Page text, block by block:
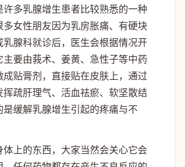
多乳腺增生患者比较熟悉的一种
多女性朋友因为乳房胀痛、有硬块
乳腺科就诊后，医生会根据情况开
要由莪术、姜黄、急性子等中药
成贴膏剂，直接贴在皮肤上，通过
挥疏肝理气、活血祛瘀、软坚散结
是缓解乳腺增生引起的疼痛与不
体上的东西，大家当然会关心它会